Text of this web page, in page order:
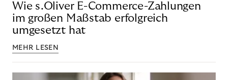
Wie s.Oliver E-Commerce-Zahlungen
im großen Maßstab erfolgreich
umgesetzt hat
MEHR LESEN